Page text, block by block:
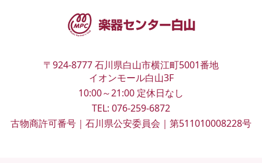
〒924-8777石川県白山市横江町5001番地
イオンモール白山3F
10:00～21:00 定休日なし
TEL: 076-259-6872
古物商許可番号｜石川県公安委員会｜第511010008228号